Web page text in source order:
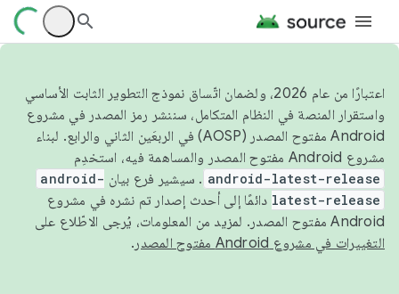
اعتبارًا من عام 2026، ولضمان اتّساق نموذج التطوير الثابت الأساسي
واستقرار المنصة في النظام المتكامل، سننشر رمز المصدر في مشروع
Android مفتوح المصدر (AOSP) في الربعَين الثاني والرابع. لبناء
مشروع Android مفتوح المصدر والمساهمة فيه، استخدِم
android-latest-release . سيشير فرع بيان android-
latest-release دائمًا إلى أحدث إصدار تم نشره في مشروع
Android مفتوح المصدر. لمزيد من المعلومات، يُرجى الاطّلاع على
التغييرات في مشروع Android مفتوح المصدر
.